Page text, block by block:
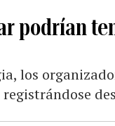
podrían
los